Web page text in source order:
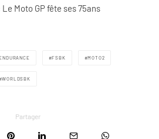
Le Moto GP fête ses 75ans
FSBK MOTO2
WORLDSBK
Partager